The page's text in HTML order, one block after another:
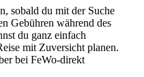
sobald du mit der Suche
Gebühren während des
du ganz einfach
mit Zuversicht planen.
bei FeWo-direkt